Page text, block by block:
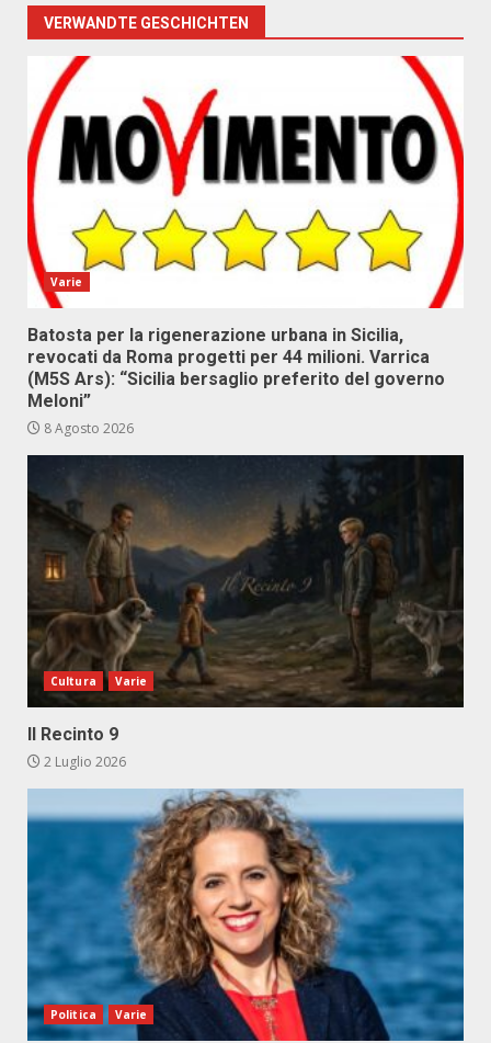
VERWANDTE GESCHICHTEN
Varie
Batosta per la rigenerazione urbana in Sicilia,
revocati da Roma progetti per 44 milioni. Varrica
(M5S Ars): “Sicilia bersaglio preferito del governo
Meloni”
8 Agosto 2026
Cultura Varie
Il Recinto 9
2 Luglio 2026
Politica Varie